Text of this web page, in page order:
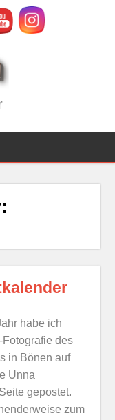
habe ich
des
in Bönen auf
Unna
gepostet.
zum